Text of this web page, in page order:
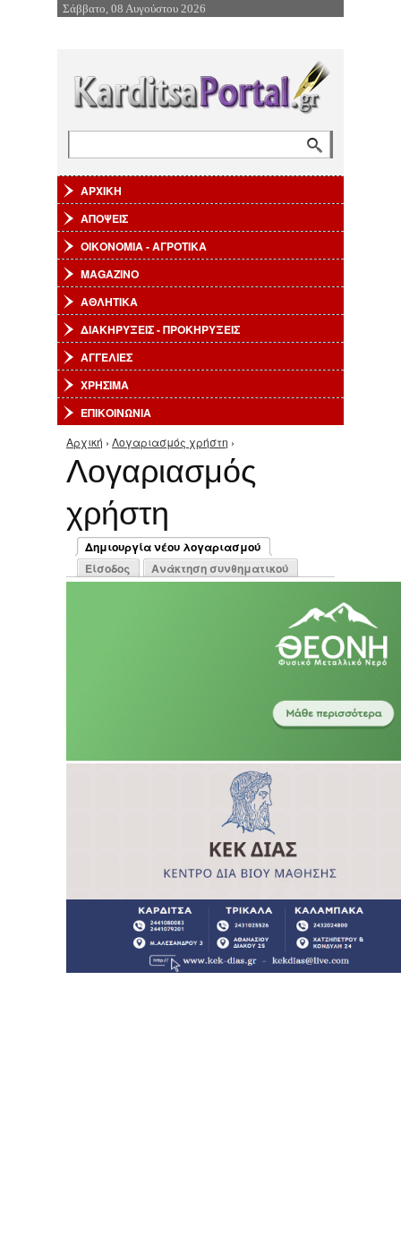
Επιστροφή στην Πλοήγηση
Σάββατο, 08 Αυγούστου 2026
ΑΡΧΙΚΗ
ΑΠΟΨΕΙΣ
ΟΙΚΟΝΟΜΙΑ - ΑΓΡΟΤΙΚΑ
MAGAZINO
ΑΘΛΗΤΙΚΑ
ΔΙΑΚΗΡΥΞΕΙΣ - ΠΡΟΚΗΡΥΞΕΙΣ
ΑΓΓΕΛΙΕΣ
ΧΡΗΣΙΜΑ
ΕΠΙΚΟΙΝΩΝΙΑ
Είστε εδώ
Αρχική › Λογαριασμός χρήστη ›
Λογαριασμός
χρήστη
Πρωτεύουσες καρτέλες
Δημιουργία νέου λογαριασμού
(ενεργή καρτέλα)
Είσοδος Ανάκτηση συνθηματικού